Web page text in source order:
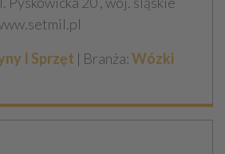
I Sprzęt | Branża:Wózki